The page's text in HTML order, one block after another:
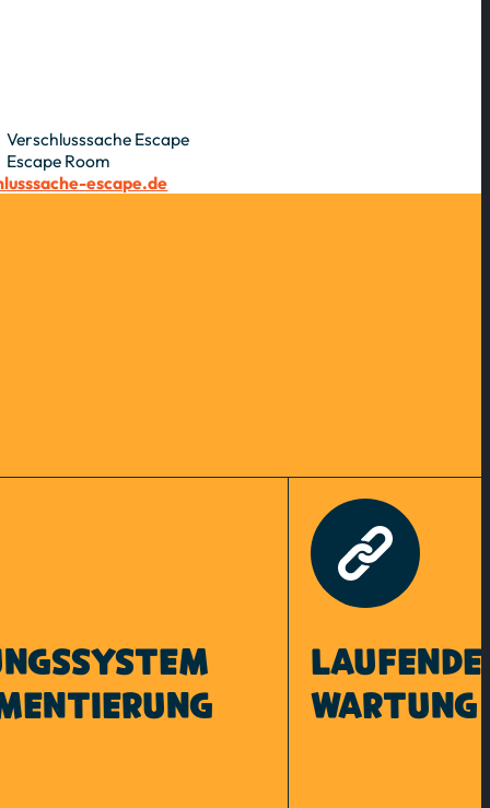
Verschlusssache Escape
Escape Room
escape.de
WARTUNG